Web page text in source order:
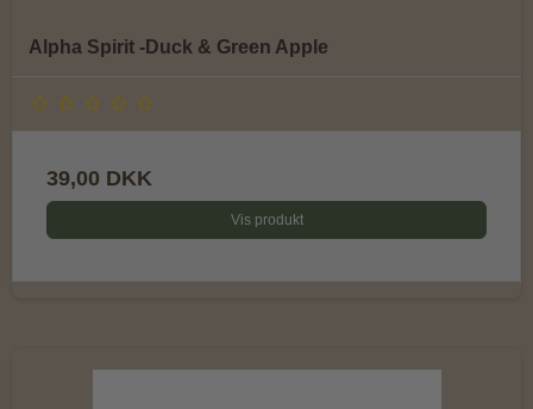
Alpha Spirit -Duck & Green Apple
39,00 DKK
Vis produkt